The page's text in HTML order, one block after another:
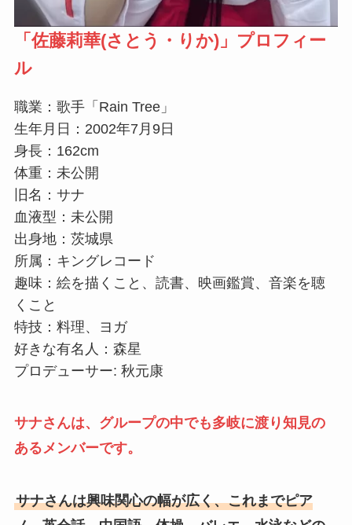
「 佐藤莉華(さとう・りか)」プロフィー
ル
職業：歌手「Rain Tree」
生年月日：2002年7月9日
身長：162cm
体重：未公開
旧名：サナ
血液型：未公開
出身地：茨城県
所属：キングレコード
趣味：絵を描くこと、読書、映画鑑賞、音楽を聴
くこと
特技：料理、ヨガ
好きな有名人：森星
プロデューサー: 秋元康
サナさんは、グループの中でも多岐に渡り知見の
あるメンバーです。
サナさんは興味関心の幅が広く、これまでピア